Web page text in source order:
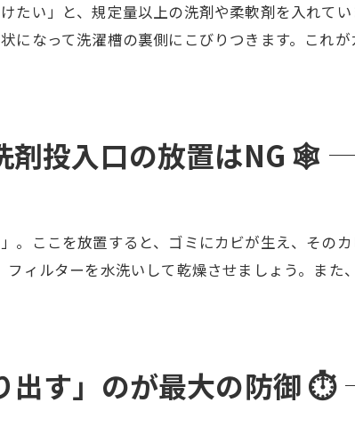
たい」と、規定量以上の洗剤や柔軟剤を入れて
になって洗濯槽の裏側にこびりつきます。これ
剤投入口の放置はNG 🕸️
。ここを放置すると、ゴミにカビが生え、その
ィルターを水洗いして乾燥させましょう。ま
出す」のが最大の防御 ⏱️